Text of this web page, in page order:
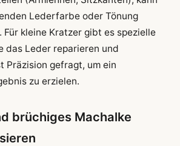
Lederfarbe oder Tönung
kleine Kratzer gibt es spezielle
das Leder reparieren und
Präzision gefragt, um ein
zu erzielen.
brüchiges Machalke